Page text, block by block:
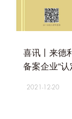
喜讯丨来德
备案企业”认
2021-12-20